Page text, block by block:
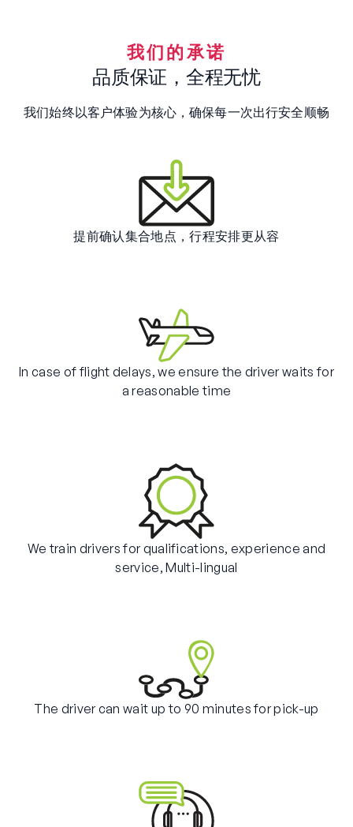
我们的承诺
品质保证，全程无忧
我们始终以客户体验为核心，确保每一次出行安全顺畅
提前确认集合地点，行程安排更从容
In case of flight delays, we ensure the driver waits for
a reasonable time
We train drivers for qualifications, experience and
service, Multi-lingual
The driver can wait up to 90 minutes for pick-up